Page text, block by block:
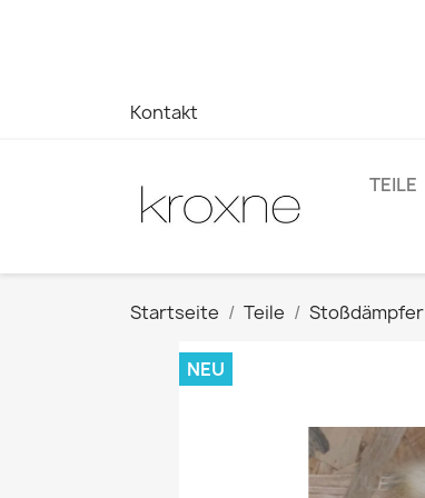
Kontakt
TEILE
Startseite Teile Stoßdämpfer
NEU